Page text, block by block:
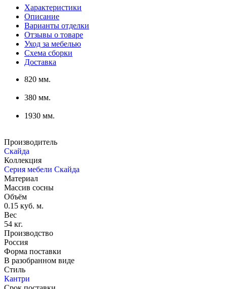
Характеристики
Описание
Варианты отделки
Отзывы о товаре
Уход за мебелью
Схема сборки
Доставка
820 мм.
380 мм.
1930 мм.
Производитель
Скайда
Коллекция
Серия мебели Скайда
Материал
Массив сосны
Объём
0.15 куб. м.
Вес
54 кг.
Производство
Россия
Форма поставки
В разобранном виде
Стиль
Кантри